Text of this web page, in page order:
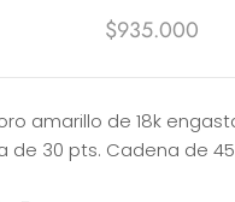
$935.000
amarillo de 18k
de 30 pts. Cadena de